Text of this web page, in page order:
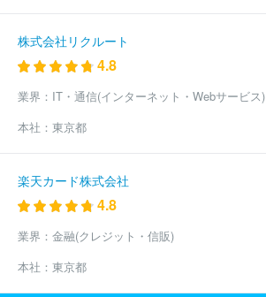
株式会社リクルート
4.8
業界： IT・通信(インターネット・Webサービス)
本社： 東京都
楽天カード株式会社
4.8
業界： 金融(クレジット・信販)
本社： 東京都